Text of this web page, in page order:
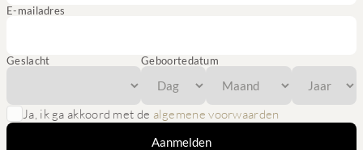
E-mailadres
Geslacht Geboortedatum
Ja, ik ga akkoord met de algemene voorwaarden
Aanmelden